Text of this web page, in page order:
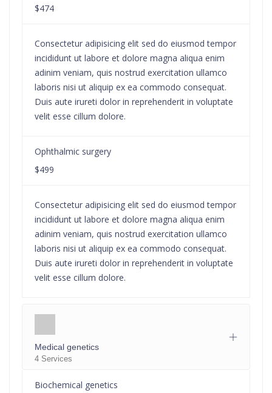
$474
Consectetur adipisicing elit sed do eiusmod tempor
incididunt ut labore et dolore magna aliqua enim
adinim veniam, quis nostrud exercitation ullamco
laboris nisi ut aliquip ex ea commodo consequat.
Duis aute irureti dolor in reprehenderit in voluptate
velit esse cillum dolore.
Ophthalmic surgery
$499
Consectetur adipisicing elit sed do eiusmod tempor
incididunt ut labore et dolore magna aliqua enim
adinim veniam, quis nostrud exercitation ullamco
laboris nisi ut aliquip ex ea commodo consequat.
Duis aute irureti dolor in reprehenderit in voluptate
velit esse cillum dolore.
Medical genetics
4 Services
Biochemical genetics